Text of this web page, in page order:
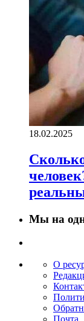
18.02.2025
Мы на
О